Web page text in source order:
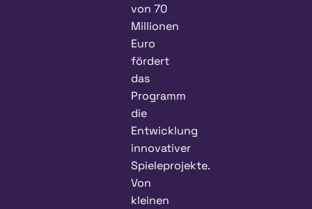
von 70
Millionen
Euro
fördert
das
Programm
die
Entwicklung
innovativer
Spieleprojekte.
Von
kleinen